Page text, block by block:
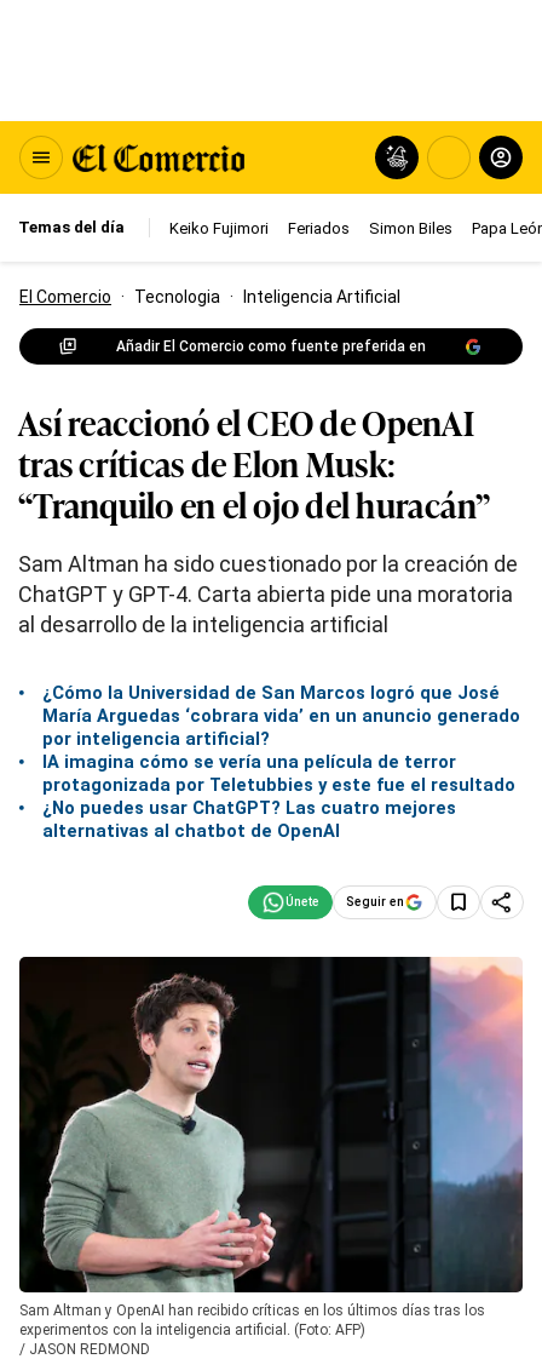
Temas del día Keiko Fujimori Feriados Simon Biles Papa
El Comercio · Tecnologia · Inteligencia Artificial
Añadir El Comercio como fuente preferida en
Así reaccionó el CEO de OpenAI
tras críticas de Elon Musk:
“Tranquilo en el ojo del huracán”
Sam Altman ha sido cuestionado por la creación de
ChatGPT y GPT-4. Carta abierta pide una moratoria
al desarrollo de la inteligencia artificial
¿Cómo la Universidad de San Marcos logró que José
María Arguedas ‘cobrara vida’ en un anuncio generado
por inteligencia artificial?
IA imagina cómo se vería una película de terror
protagonizada por Teletubbies y este fue el resultado
¿No puedes usar ChatGPT? Las cuatro mejores
alternativas al chatbot de OpenAI
Seguir en
Sam Altman y OpenAI han recibido críticas en los últimos días tras los
experimentos con la inteligencia artificial. (Foto: AFP)
/ JASON REDMOND